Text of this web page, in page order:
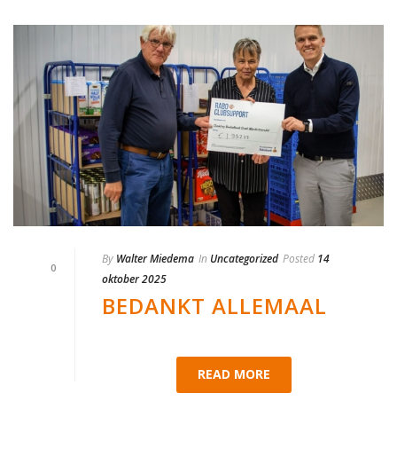
0
By Walter Miedema In Uncategorized Posted 14
oktober 2025
BEDANKT ALLEMAAL
READ MORE